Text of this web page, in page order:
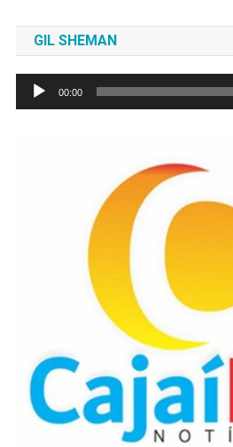
GIL SHEMAN
Tocador
00:00